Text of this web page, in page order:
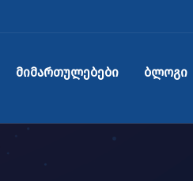
მიმართულებები ბლოგი